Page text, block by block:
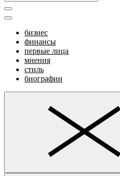
бизнес
финансы
первые лица
мнения
стиль
биографии